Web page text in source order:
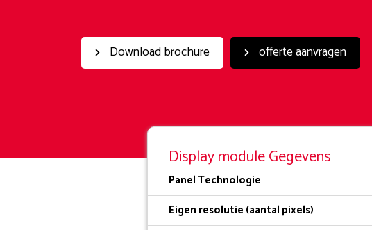
Download brochure offerte aanvragen
Display module Gegevens
Panel Technologie
Eigen resolutie (aantal pixels)